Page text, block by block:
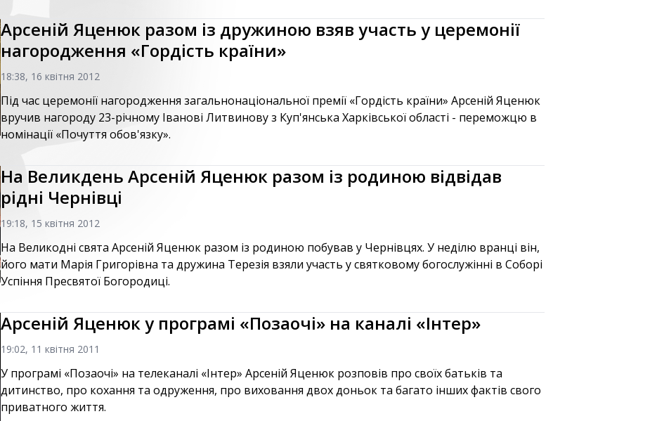
Арсеній Яценюк разом із дружиною взяв участь у церемонії
нагородження «Гордість країни»
18:38, 16 квітня 2012
Під час церемонії нагородження загальнонаціональної премії «Гордість країни» Арсеній Яценюк
вручив нагороду 23-річному Іванові Литвинову з Куп'янська Харківської області - переможцю в
номінації «Почуття обов'язку».
На Великдень Арсеній Яценюк разом із родиною відвідав
рідні Чернівці
19:18, 15 квітня 2012
На Великодні свята Арсеній Яценюк разом із родиною побував у Чернівцях. У неділю вранці він,
його мати Марія Григорівна та дружина Терезія взяли участь у святковому богослужінні в Соборі
Успіння Пресвятої Богородиці.
Арсеній Яценюк у програмі «Позаочі» на каналі «Інтер»
19:02, 11 квітня 2011
У програмі «Позаочі» на телеканалі «Інтер» Арсеній Яценюк розповів про своїх батьків та
дитинство, про кохання та одруження, про виховання двох доньок та багато інших фактів свого
приватного життя.